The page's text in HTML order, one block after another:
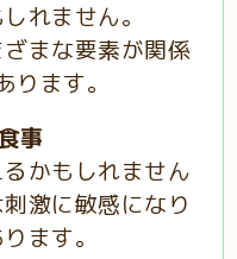
れません。
まな要素が関係
ります。
事
かもしれません
激に敏感になり
ます。